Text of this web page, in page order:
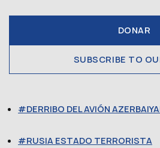
DONAR
SUBSCRIBE TO
DERRIBO DEL AVIÓN
RUSIA ESTADO TERRORISTA